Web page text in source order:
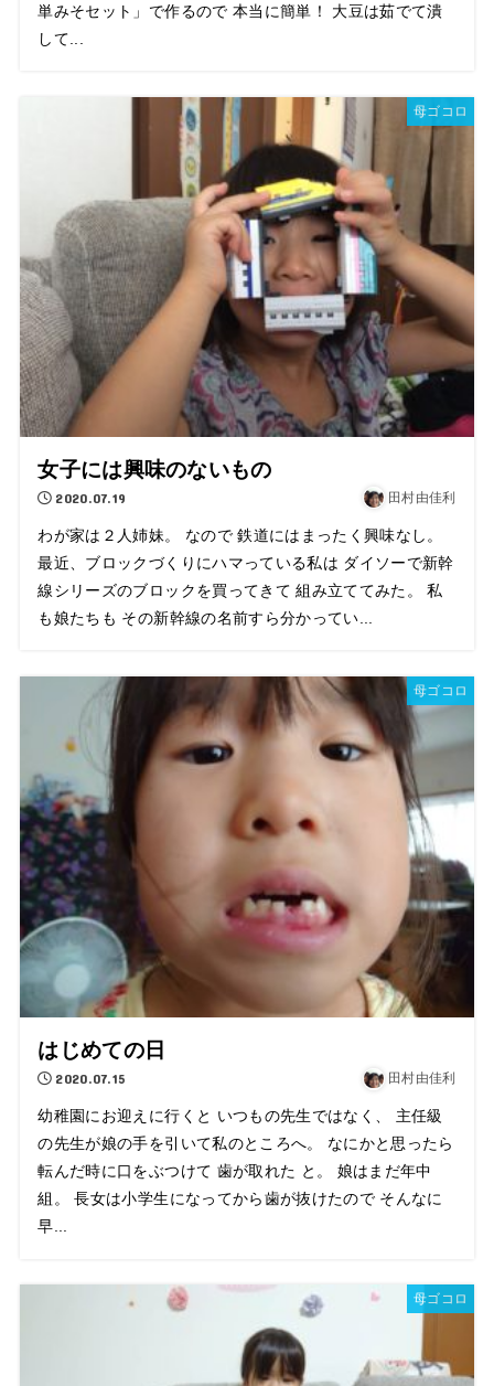
単みそセット」で作るので 本当に簡単！ 大豆は茹でて潰
して...
母ゴコロ
女子には興味のないもの
2020.07.19 田村由佳利
わが家は２人姉妹。 なので 鉄道にはまったく興味なし。
最近、ブロックづくりにハマっている私は ダイソーで新幹
線シリーズのブロックを買ってきて 組み立ててみた。 私
も娘たちも その新幹線の名前すら分かってい...
母ゴコロ
はじめての日
2020.07.15 田村由佳利
幼稚園にお迎えに行くと いつもの先生ではなく、 主任級
の先生が娘の手を引いて私のところへ。 なにかと思ったら
転んだ時に口をぶつけて 歯が取れた と。 娘はまだ年中
組。 長女は小学生になってから歯が抜けたので そんなに
早...
母ゴコロ